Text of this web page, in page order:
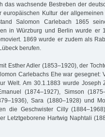
das wachsende Bestreben der
Kultur der
Salomon Carlebach 1865
in Würzburg und Berlin wurde er
1869 wurde er zudem als
berufen.
Esther Adler (1853–1920), der
Carlebachs Ehe war gesegnet:
Welt. Am 30.1.1883 wurde Joseph
(1874–1927), Simson
Sara (1880–1928) und
die Geschwister Cilly
Letztgeborene Hartwig Naphtali